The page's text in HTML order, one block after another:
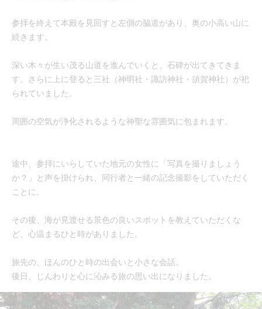
参拝を終えて本殿を見回すと左側の脇道があり、奥の小高い山に
続きます。
深い木々が生い茂る山道を進んでいくと、石碑が出てきてきま
す。さらに上に登ると三社（神明社・諏訪神社・須賀神社）が祀
られていました。
周囲の空気が浄化されるような神聖な雰囲気に包まれます。
途中、参拝にいらしていた地元の女性に「写真を撮りましょう
か？」と声を掛けられ、同行者と一緒の記念撮影をしていただく
ことに。
その後、海が見渡せる景色の良いスポットを教えていただくな
ど、心温まるひと時がありました。
旅先の、ほんのひと時の出会いと小さな会話。
後日、じんわりと心に沁みる旅の思い出になりました。